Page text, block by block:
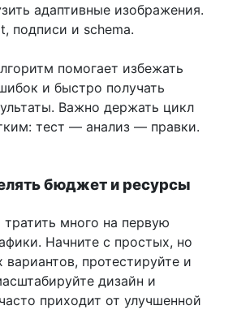
адаптивные изображения.
подписи и schema.
помогает избежать
и быстро получать
Важно держать цикл
тест — анализ — правки.
бюджет и ресурсы
тратить много на первую
Начните с простых, но
протестируйте и
дизайн и
приходит от улучшенной